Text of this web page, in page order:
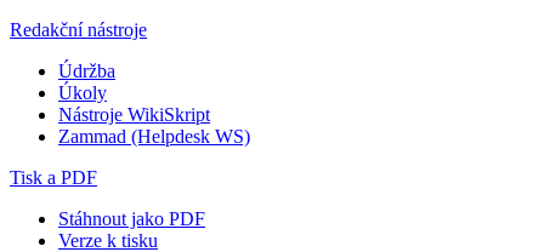
Redakční nástroje
Údržba
Úkoly
Nástroje WikiSkript
Zammad (Helpdesk WS)
Tisk a PDF
Stáhnout jako PDF
Verze k tisku